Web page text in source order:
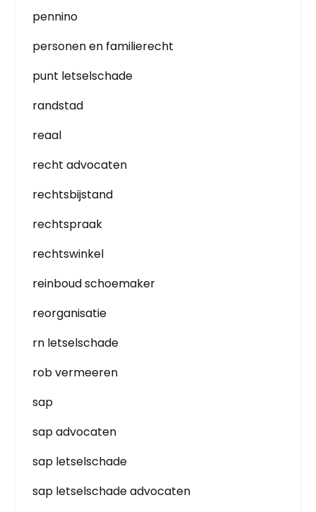
pennino
personen en familierecht
punt letselschade
randstad
reaal
recht advocaten
rechtsbijstand
rechtspraak
rechtswinkel
reinboud schoemaker
reorganisatie
rn letselschade
rob vermeeren
sap
sap advocaten
sap letselschade
sap letselschade advocaten